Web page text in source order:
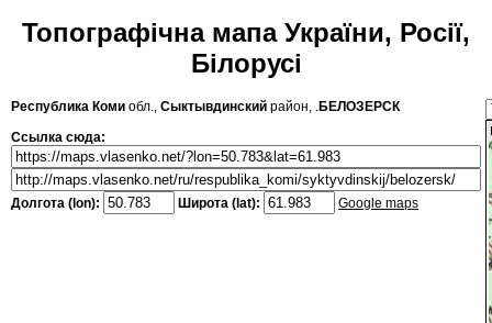
Топографічна мапа України, Росії,
Білорусі
Республика Коми обл., Сыктывдинский район, .БЕЛОЗЕРСК
Ссылка сюда:
Долгота (lon): Широта (lat): Google maps